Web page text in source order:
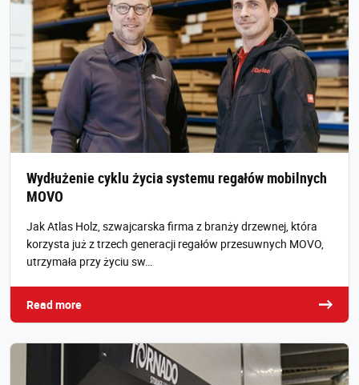
Wydłużenie cyklu życia systemu regałów mobilnych
MOVO
Jak Atlas Holz, szwajcarska firma z branży drzewnej, która
korzysta już z trzech generacji regałów przesuwnych MOVO,
utrzymała przy życiu sw…
Read more